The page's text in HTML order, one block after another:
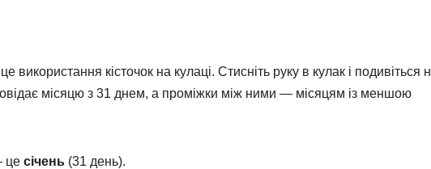
кісточок на кулаці. Стисніть руку в кулак і подивіться
місяцю з 31 днем, а проміжки між ними — місяцям із меншою
це січень (31 день).